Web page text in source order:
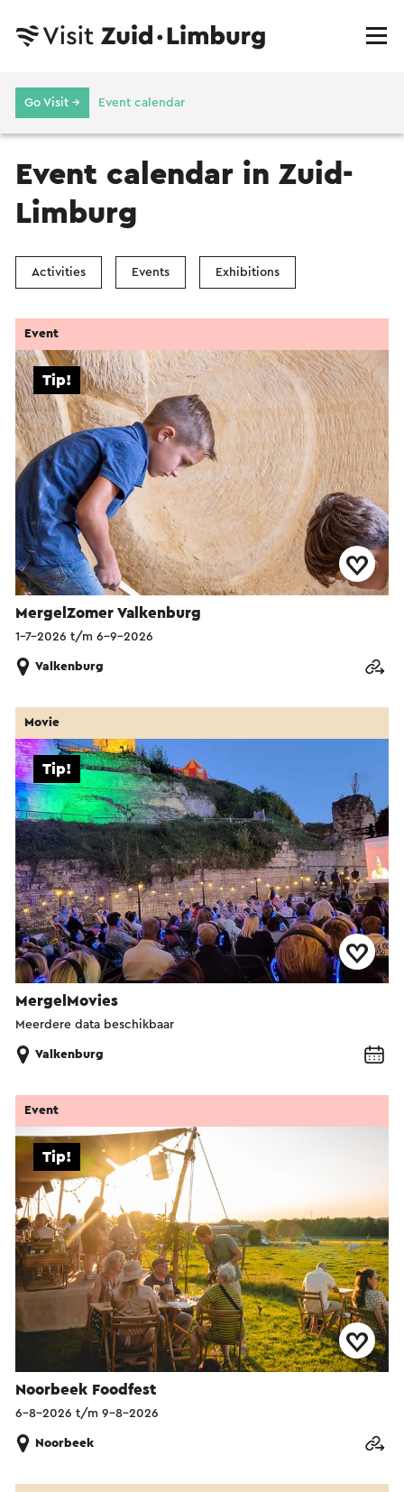
Go Visit → Event calendar
Event calendar in Zuid-
Limburg
Activities Events Exhibitions
MergelZomer Valkenburg
Tip!
Event
1-7-2026 t/m 6-9-2026
Valkenburg
MergelMovies
Tip!
Movie
Meerdere data beschikbaar
Valkenburg
Noorbeek Foodfest
Tip!
Event
6-8-2026 t/m 9-8-2026
Noorbeek